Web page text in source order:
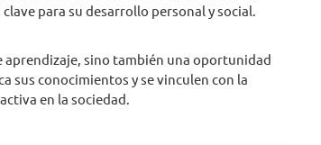
para su desarrollo personal y social.
aprendizaje, sino también una oportunidad
sus conocimientos y se vinculen con la
en la sociedad.